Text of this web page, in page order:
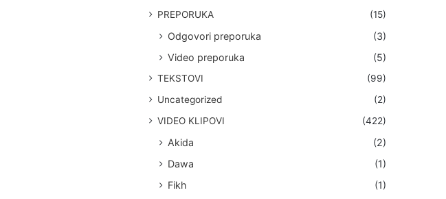
PREPORUKA (15)
Odgovori preporuka
(3)
Video preporuka
(5)
TEKSTOVI
(99)
Uncategorized
(2)
VIDEO KLIPOVI
(422)
Akida
(2)
Dawa
(1)
Fikh
(1)